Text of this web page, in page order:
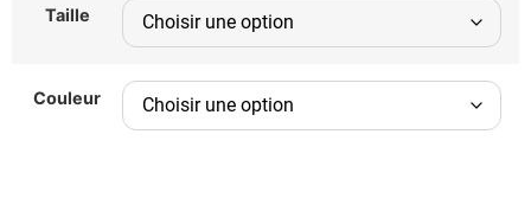
Taille
Couleur